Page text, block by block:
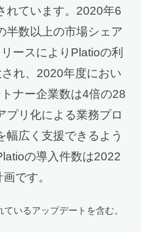
れています。2020年6
半数以上の市場シェア
ースによりPlatioの利
れ、2020年度におい
ナー企業数は4倍の28
プリ化による業務プロ
幅広く支援できるよう
の導入件数は2022
です。
いるアップデートを含む。